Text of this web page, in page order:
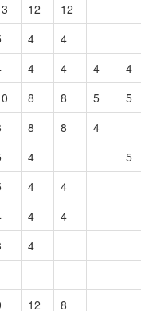
12
12
4
4
4 4 4
4
8 8 5
5
8 8
4
4
5
4
4
4
4
4
12
8